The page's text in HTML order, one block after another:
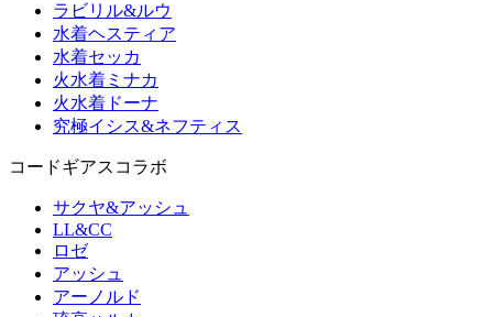
ラビリル&ルウ
水着ヘスティア
水着セッカ
火水着ミナカ
火水着ドーナ
究極イシス&ネフティス
コードギアスコラボ
サクヤ&アッシュ
LL&CC
ロゼ
アッシュ
アーノルド